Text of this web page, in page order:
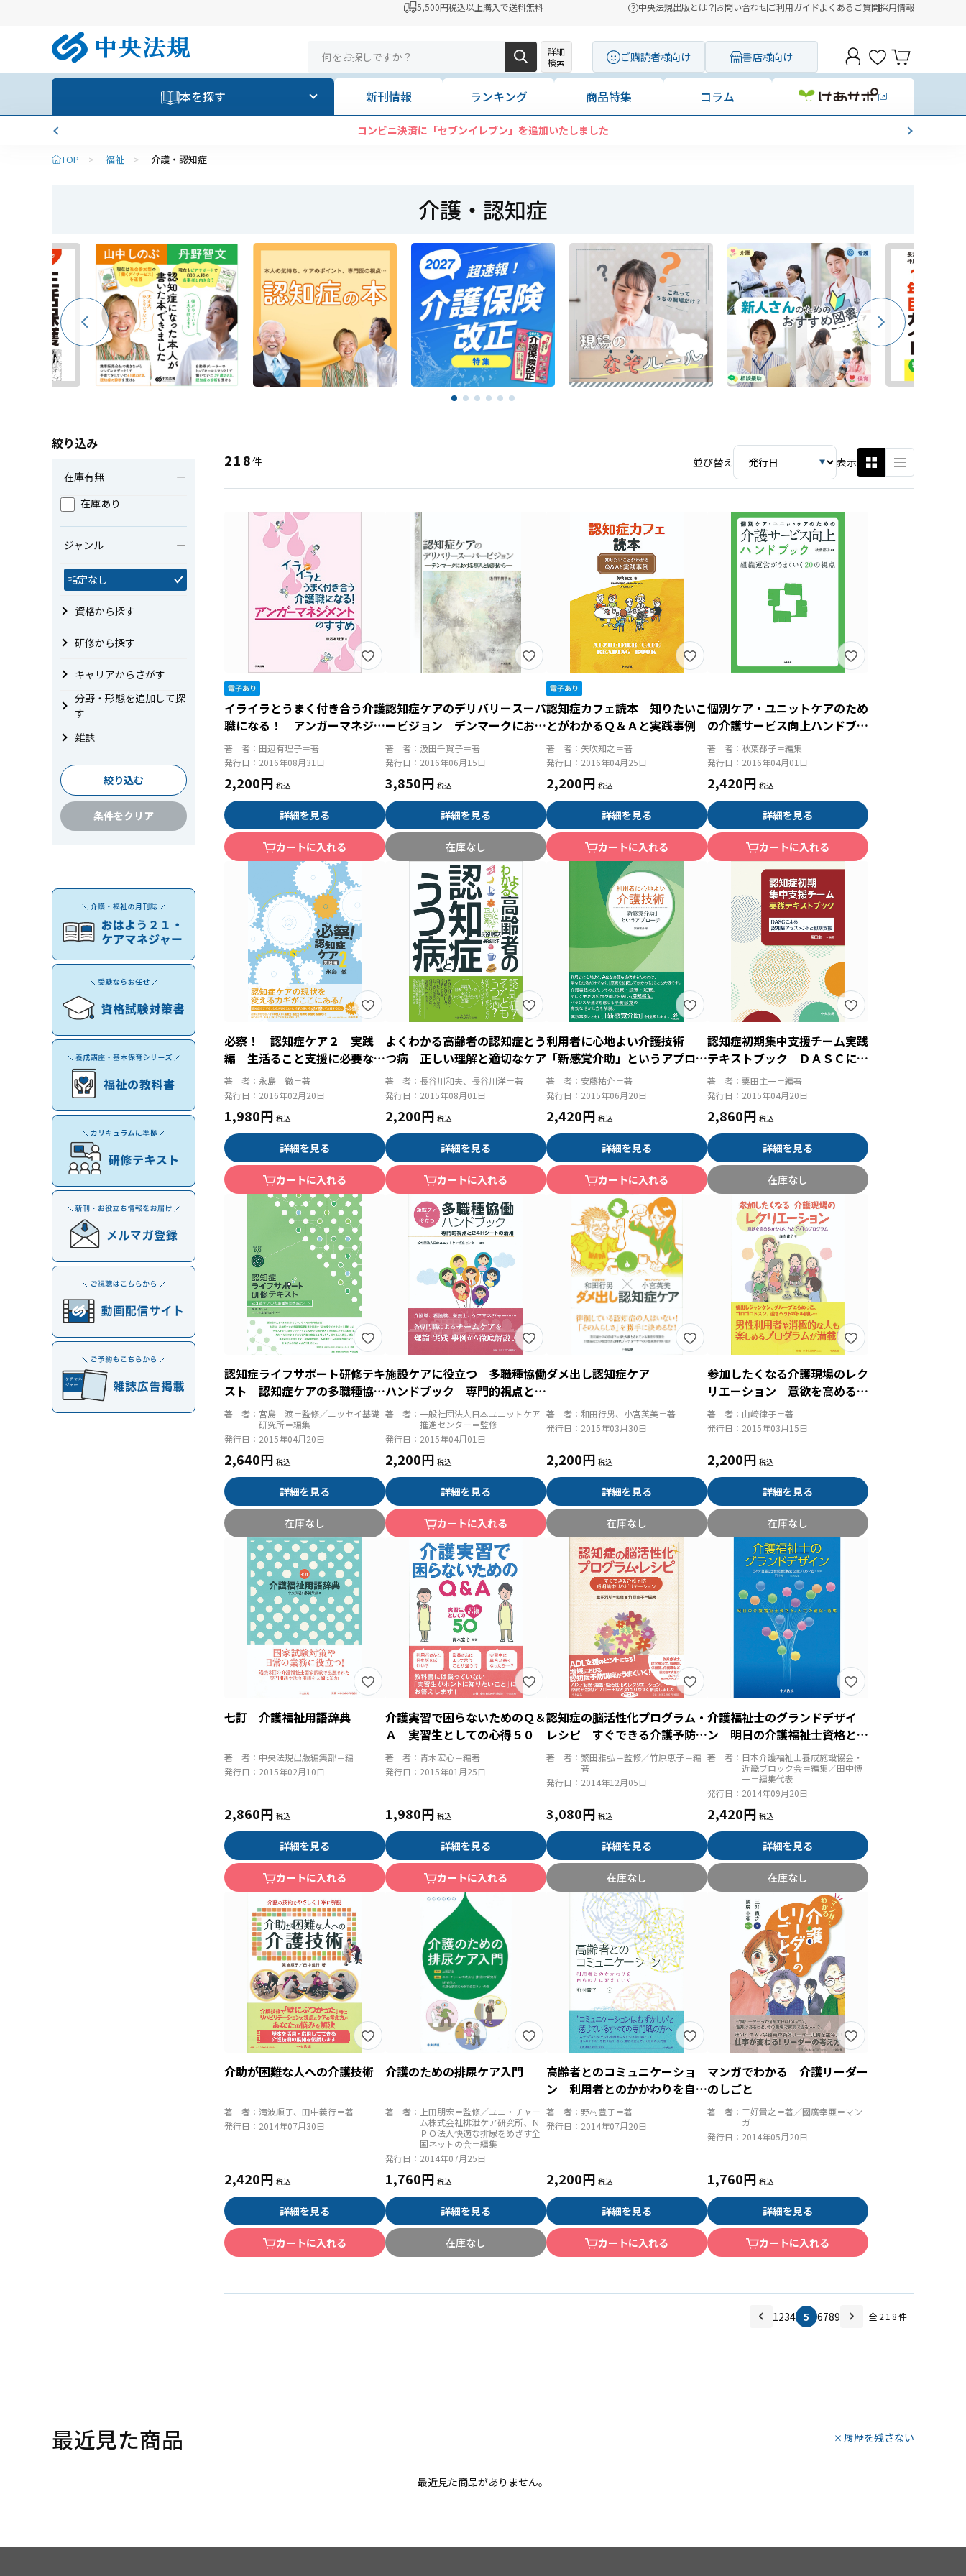
5,500円税込以上購入で送料無料 中央法規出版とは？お問い合わせご利用ガイドよくあるご質問採用情報
詳細
検索
ご購読者様向け 書店様向け
本を探す 新刊情報 ランキング 商品特集 コラム
コンビニ決済に「セブンイレブン」を追加いたしました
TOP > 福祉 > 介護・認知症
介護・認知症
絞り込み
在庫有無
在庫あり
ジャンル
指定なし
資格から探す
研修から探す
キャリアからさがす
分野・形態を追加して探
す
雑誌
絞り込む
条件をクリア
並び替え 表示
218件
イライラとうまく付き合う介護
職になる！ アンガーマネジメ
ントのすすめ
著 者： 田辺有理子＝著
発行日： 2016年08月31日
2,200円
詳細を見る
カートに入れる
認知症ケアのデリバリースーパ
ービジョン デンマークにおけ
る導入と展開から
著 者： 汲田千賀子＝著
発行日： 2016年06月15日
3,850円
詳細を見る
在庫なし
認知症カフェ読本 知りたいこ
とがわかるＱ＆Ａと実践事例
著 者： 矢吹知之＝著
発行日： 2016年04月25日
2,200円
詳細を見る
カートに入れる
個別ケア・ユニットケアのため
の介護サービス向上ハンドブッ
ク 組織運営がうまくいく２０
の視点
著 者： 秋葉都子＝編集
発行日： 2016年04月01日
2,420円
詳細を見る
カートに入れる
必察！ 認知症ケア２ 実践
編 生活ること支援に必要な５
つの対人力
著 者： 永島 徹＝著
発行日： 2016年02月20日
1,980円
詳細を見る
カートに入れる
よくわかる高齢者の認知症とう
つ病 正しい理解と適切なケア
著 者： 長谷川和夫、長谷川洋＝著
発行日： 2015年08月01日
2,200円
詳細を見る
カートに入れる
利用者に心地よい介護技術
「新感覚介助」というアプロー
チ
著 者： 安藤祐介＝著
発行日： 2015年06月20日
2,420円
詳細を見る
カートに入れる
認知症初期集中支援チーム実践
テキストブック ＤＡＳＣによ
る認知症アセスメントと初期支
援
著 者： 粟田主一＝編著
発行日： 2015年04月20日
2,860円
詳細を見る
在庫なし
認知症ライフサポート研修テキ
スト 認知症ケアの多職種協働
実践ガイド
著 者： 宮島 渡＝監修／ニッセイ基礎
研究所＝編集
発行日： 2015年04月20日
2,640円
詳細を見る
在庫なし
施設ケアに役立つ 多職種協働
ハンドブック 専門的視点と２
４Ｈシートの活用
著 者： 一般社団法人日本ユニットケア
推進センター＝監修
発行日： 2015年04月01日
2,200円
詳細を見る
カートに入れる
ダメ出し認知症ケア
著 者： 和田行男、小宮英美＝著
発行日： 2015年03月30日
2,200円
詳細を見る
在庫なし
参加したくなる介護現場のレク
リエーション 意欲を高めるか
かわり方と３０のプログラム
著 者： 山崎律子＝著
発行日： 2015年03月15日
2,200円
詳細を見る
在庫なし
七訂 介護福祉用語辞典
著 者： 中央法規出版編集部＝編
発行日： 2015年02月10日
2,860円
詳細を見る
カートに入れる
介護実習で困らないためのＱ＆
Ａ 実習生としての心得５０
著 者： 青木宏心＝編著
発行日： 2015年01月25日
1,980円
詳細を見る
カートに入れる
認知症の脳活性化プログラム・
レシピ すぐできる介護予防・
短期集中リハビリテーション
著 者： 繁田雅弘＝監修／竹原恵子＝編
著
発行日： 2014年12月05日
3,080円
詳細を見る
在庫なし
介護福祉士のグランドデザイ
ン 明日の介護福祉士資格と、
人材の確保・育成
著 者： 日本介護福祉士養成施設協会・
近畿ブロック会＝編集／田中愽
一＝編集代表
発行日： 2014年09月20日
2,420円
詳細を見る
在庫なし
介助が困難な人への介護技術
著 者： 滝波順子、田中義行＝著
発行日： 2014年07月30日
2,420円
詳細を見る
カートに入れる
介護のための排尿ケア入門
著 者： 上田朋宏＝監修／ユニ・チャー
ム株式会社排泄ケア研究所、Ｎ
ＰＯ法人快適な排尿をめざす全
国ネットの会＝編集
発行日： 2014年07月25日
1,760円
詳細を見る
在庫なし
高齢者とのコミュニケーショ
ン 利用者とのかかわりを自ら
の力に変えていく
著 者： 野村豊子＝著
発行日： 2014年07月20日
2,200円
詳細を見る
カートに入れる
マンガでわかる 介護リーダー
のしごと
著 者： 三好貴之＝著／國廣幸亜＝マン
ガ
発行日： 2014年05月20日
1,760円
詳細を見る
カートに入れる
1234 5 6789 全 218件
最近見た商品
最近見た商品がありません。
履歴を残さない